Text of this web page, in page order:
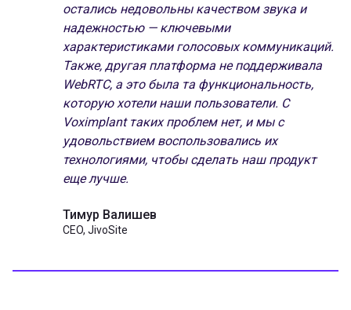
остались недовольны качеством звука и
надежностью — ключевыми
характеристиками голосовых коммуникаций.
Также, другая платформа не поддерживала
WebRTC, а это была та функциональность,
которую хотели наши пользователи. С
Voximplant таких проблем нет, и мы с
удовольствием воспользовались их
технологиями, чтобы сделать наш продукт
еще лучше.
Тимур Валишев
CEO, JivoSite